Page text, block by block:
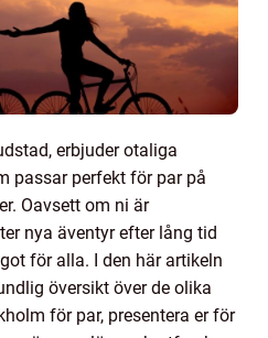
erbjuder otaliga
passar perfekt för par på
Oavsett om ni är
nya äventyr efter lång tid
för alla. I den här artikeln
översikt över de olika
för par, presentera er för